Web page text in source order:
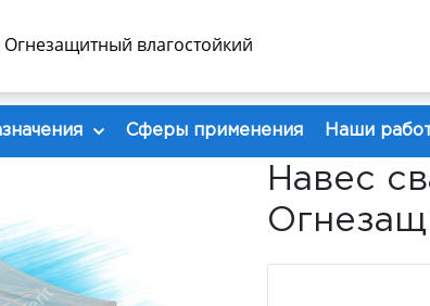
Сферы применения Наши
Навес
влагостойкий